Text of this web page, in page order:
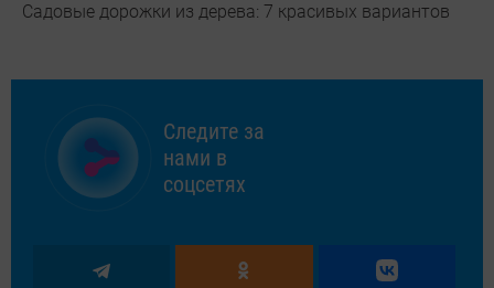
Садовые дорожки из дерева: 7 красивых вариантов
Следите за
нами в
соцсетях